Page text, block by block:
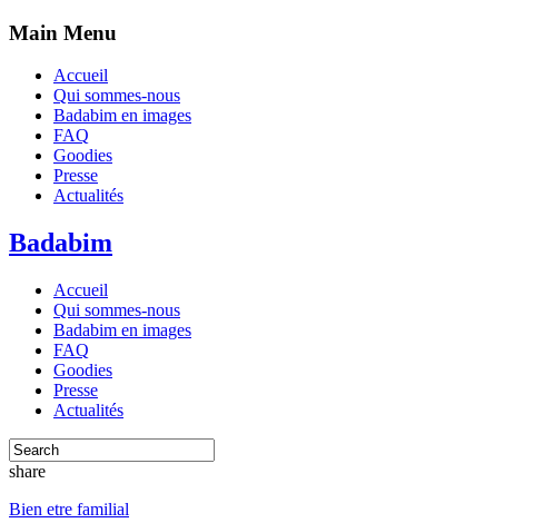
Main Menu
Accueil
Qui sommes-nous
Badabim en images
FAQ
Goodies
Presse
Actualités
Badabim
Accueil
Qui sommes-nous
Badabim en images
FAQ
Goodies
Presse
Actualités
share
Bien etre familial